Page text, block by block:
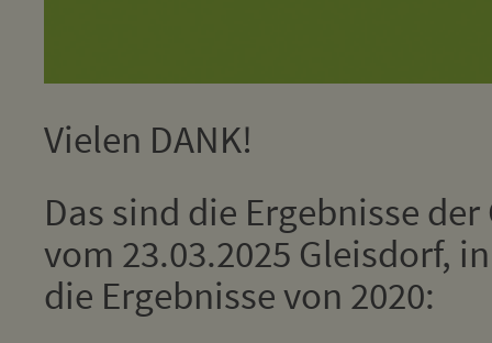
Vielen DANK!
Das sind die Ergebnisse
vom 23.03.2025 Gleisdorf,
die Ergebnisse von 2020: